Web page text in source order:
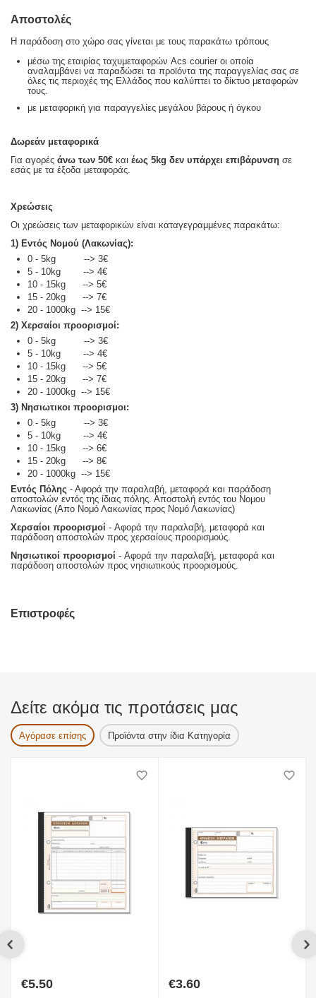
Αποστολές
Η παράδοση στο χώρο σας γίνεται με τους παρακάτω τρόπους
μέσω της εταιρίας ταχυμεταφορών Acs courier οι οποία
αναλαμβάνει να παραδώσει τα προϊόντα της παραγγελίας σας σε
όλες τις περιοχές της Ελλάδος που καλύπτει το δίκτυο μεταφορών
τους.
με μεταφορική για παραγγελίες μεγάλου βάρους ή όγκου
Δωρεάν μεταφορικά
Για αγορέςάνω των 50€ καιέως 5kg δεν υπάρχει επιβάρυνση σε
εσάς με τα έξοδα μεταφοράς.
Χρεώσεις
Οι χρεώσεις των μεταφορικών είναι καταγεγραμμένες παρακάτω:
1) Εντός Νομού (Λακωνίας):
0 - 5kg --> 3€
5 - 10kg --> 4€
10 - 15kg --> 5€
15 - 20kg --> 7€
20 - 1000kg --> 15€
2) Χερσαίοι προορισμοί:
0 - 5kg --> 3€
5 - 10kg --> 4€
10 - 15kg --> 5€
15 - 20kg --> 7€
20 - 1000kg --> 15€
3) Νησιωτικοι προορισμοι:
0 - 5kg --> 3€
5 - 10kg --> 4€
10 - 15kg --> 6€
15 - 20kg --> 8€
20 - 1000kg --> 15€
Εντός Πόλης - Αφορά την παραλαβή, μεταφορά και παράδοση
αποστολών εντός της ίδιας πόλης. Αποστολή εντός του Νομου
Λακωνίας (Απο Νομό Λακωνίας προς Νομό Λακωνίας)
Χερσαίοι προορισμοί - Αφορά την παραλαβή, μεταφορά και
παράδοση αποστολών προς χερσαίους προορισμούς.
Νησιωτικοί προορισμοί - Αφορά την παραλαβή, μεταφορά και
παράδοση αποστολών προς νησιωτικούς προορισμούς.
Επιστροφές
Δείτε ακόμα τις προτάσεις μας
Αγόρασε επίσης Προϊόντα στην ίδια Κατηγορία
€5.50 €3.60